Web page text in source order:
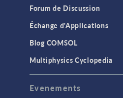
Forum de Discussion
Échange d'Applications
Blog COMSOL
Multiphysics Cyclopedia
Evenements